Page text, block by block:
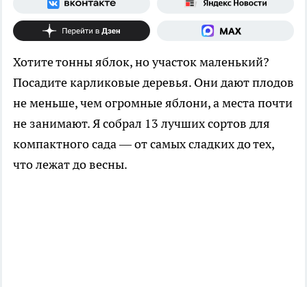
Хотите тонны яблок, но участок маленький?
Посадите карликовые деревья. Они дают плодов
не меньше, чем огромные яблони, а места почти
не занимают. Я собрал 13 лучших сортов для
компактного сада — от самых сладких до тех,
что лежат до весны.